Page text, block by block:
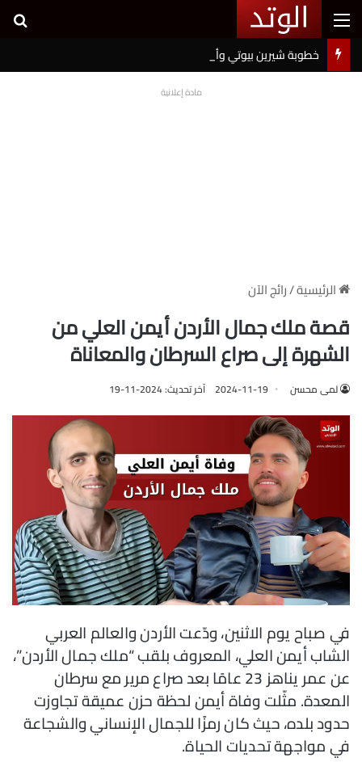
القائمة
مادة إعلانية
الرئيسية/رائج الآن
قصة ملك جمال الأردن أيمن العلي من
الشهرة إلى صراع السرطان والمعاناة
لمى محسن 2024-11-19 آخر تحديث: 2024-11-19
في صباح يوم الاثنين، ودّعت الأردن والعالم العربي
الشاب أيمن العلي، المعروف بلقب “ملك جمال الأردن”،
عن عمر يناهز 23 عامًا بعد صراع مرير مع سرطان
المعدة. مثّلت وفاة أيمن لحظة حزن عميقة تجاوزت
حدود بلده، حيث كان رمزًا للجمال الإنساني والشجاعة
في مواجهة تحديات الحياة.